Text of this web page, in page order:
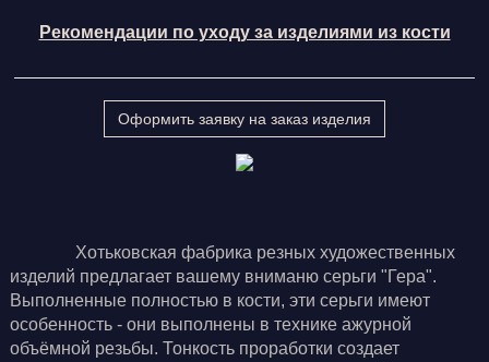
Рекомендации по уходу за изделиями из кости
Оформить заявку на заказ изделия
Хотьковская фабрика резных художественных
изделий предлагает вашему вниманю серьги "Гера".
Выполненные полностью в кости, эти серьги имеют
особенность - они выполнены в технике ажурной
объёмной резьбы. Тонкость проработки создает